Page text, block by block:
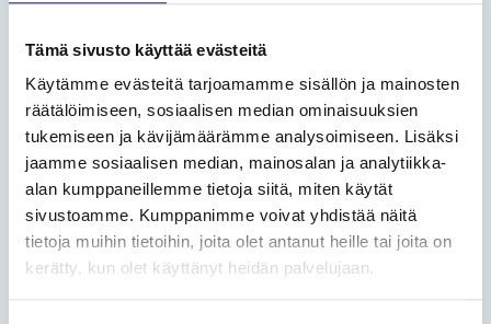
Tämä sivusto käyttää evästeitä
Käytämme evästeitä tarjoamamme sisällön ja mainosten
räätälöimiseen, sosiaalisen median ominaisuuksien
tukemiseen ja kävijämäärämme analysoimiseen. Lisäksi
jaamme sosiaalisen median, mainosalan ja analytiikka-
alan kumppaneillemme tietoja siitä, miten käytät
sivustoamme. Kumppanimme voivat yhdistää näitä
tietoja muihin tietoihin, joita olet antanut heille tai joita on
kerätty, kun olet käyttänyt heidän palvelujaan.
Arvomme
ovat riippumattomuus, ennakkoluulottomuus,
tuloksellisuus ja luottamus